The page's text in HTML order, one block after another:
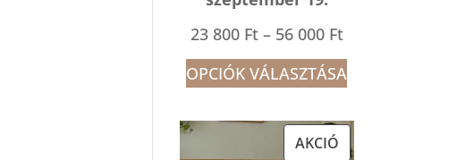
23 800 Ft – 56 000 FtÁrtartomány:
23
800 Ft
-
56
OPCIÓK VÁLASZTÁSA
AKCIÓAKCIÓS